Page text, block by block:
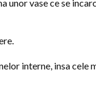
vase ce se
interne, insa cele